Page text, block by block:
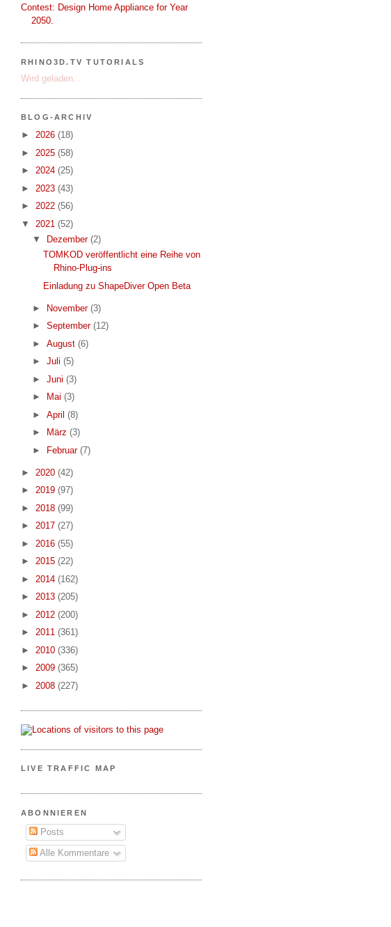
Contest: Design Home Appliance for Year
2050.
RHINO3D.TV TUTORIALS
Wird geladen...
BLOG-ARCHIV
► 2026 (18)
► 2025 (58)
► 2024 (25)
► 2023 (43)
► 2022 (56)
▼ 2021 (52)
▼
Dezember (2)
TOMKOD veröffentlicht eine Reihe von
Rhino-Plug-ins
Einladung zu ShapeDiver Open Beta
► November (3)
► September (12)
► August (6)
► Juli (5)
► Juni (3)
►
Mai (3)
► April (8)
►
März (3)
►
Februar (7)
► 2020 (42)
► 2019 (97)
► 2018 (99)
► 2017 (27)
► 2016 (55)
► 2015 (22)
► 2014 (162)
► 2013 (205)
► 2012 (200)
► 2011 (361)
► 2010 (336)
► 2009 (365)
► 2008 (227)
LIVE TRAFFIC MAP
ABONNIEREN
Posts
Alle Kommentare